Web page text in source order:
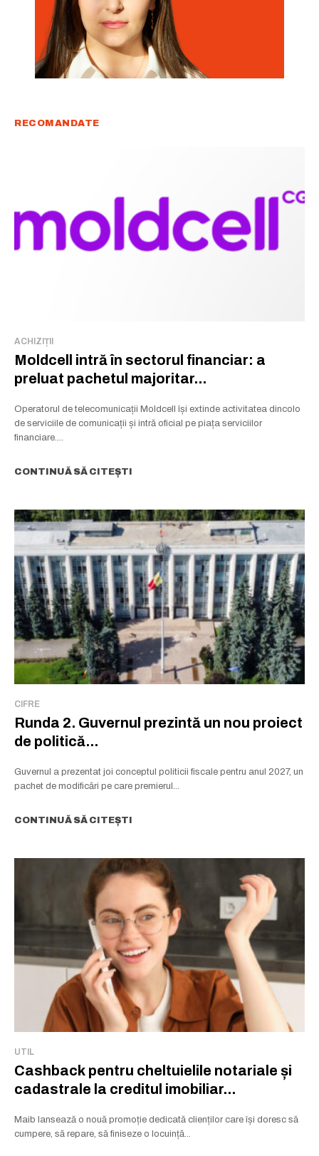
RECOMANDATE
ACHIZIȚII
Moldcell intră în sectorul financiar: a
preluat pachetul majoritar...
Operatorul de telecomunicații Moldcell își extinde activitatea dincolo
de serviciile de comunicații și intră oficial pe piața serviciilor
financiare....
CONTINUĂ SĂ CITEȘTI
CIFRE
Runda 2. Guvernul prezintă un nou proiect
de politică...
Guvernul a prezentat joi conceptul politicii fiscale pentru anul 2027, un
pachet de modificări pe care premierul...
CONTINUĂ SĂ CITEȘTI
UTIL
Cashback pentru cheltuielile notariale și
cadastrale la creditul imobiliar...
Maib lansează o nouă promoție dedicată clienților care își doresc să
cumpere, să repare, să finiseze o locuință...